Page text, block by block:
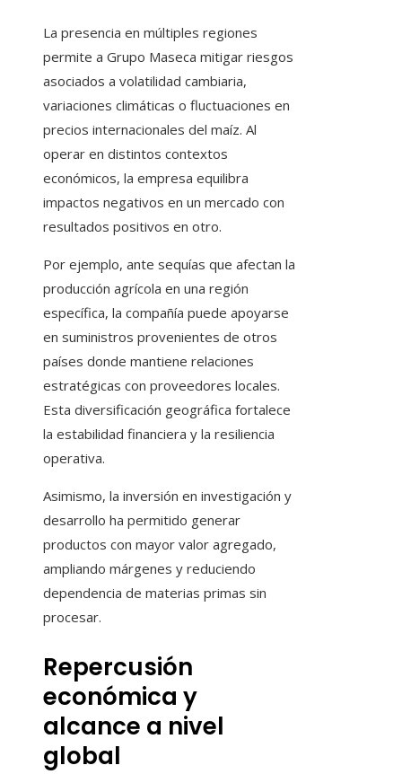
La presencia en múltiples regiones
permite a Grupo Maseca mitigar riesgos
asociados a volatilidad cambiaria,
variaciones climáticas o fluctuaciones en
precios internacionales del maíz. Al
operar en distintos contextos
económicos, la empresa equilibra
impactos negativos en un mercado con
resultados positivos en otro.
Por ejemplo, ante sequías que afectan la
producción agrícola en una región
específica, la compañía puede apoyarse
en suministros provenientes de otros
países donde mantiene relaciones
estratégicas con proveedores locales.
Esta diversificación geográfica fortalece
la estabilidad financiera y la resiliencia
operativa.
Asimismo, la inversión en investigación y
desarrollo ha permitido generar
productos con mayor valor agregado,
ampliando márgenes y reduciendo
dependencia de materias primas sin
procesar.
Repercusión
económica y
alcance a nivel
global